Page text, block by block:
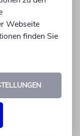
in
zu
hätten,
warnt das
Webseite
finden Sie